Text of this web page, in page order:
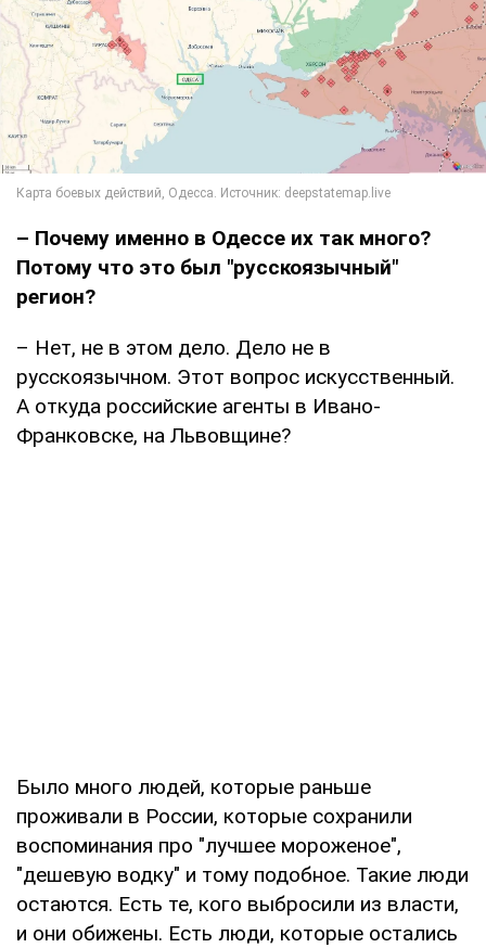
– Почему именно в Одессе их так много?
Потому что это был "русскоязычный"
регион?
– Нет, не в этом дело. Дело не в
русскоязычном. Этот вопрос искусственный.
А откуда российские агенты в Ивано-
Франковске, на Львовщине?
Было много людей, которые раньше
проживали в России, которые сохранили
воспоминания про "лучшее мороженое",
"дешевую водку" и тому подобное. Такие люди
остаются. Есть те, кого выбросили из власти,
и они обижены. Есть люди, которые остались